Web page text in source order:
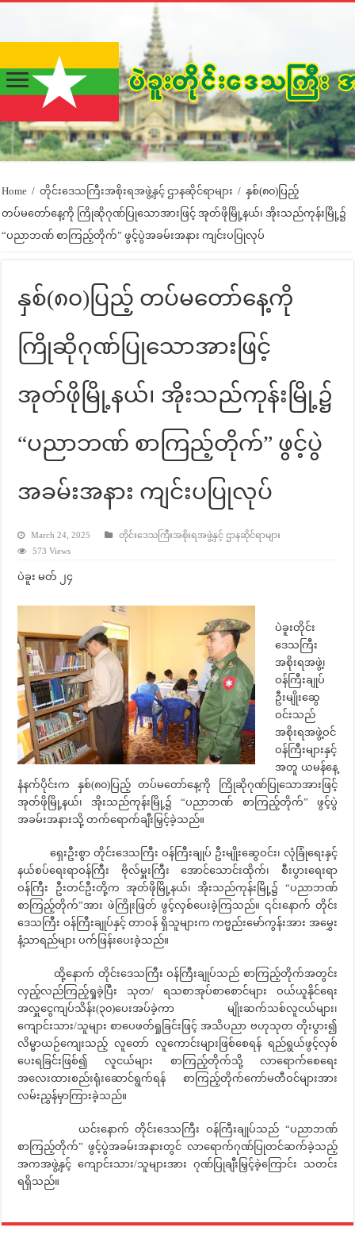
Home / တိုင်းဒေသကြီးအစိုးရအဖွဲ့နှင့် ဌာနဆိုင်ရာများ / နှစ်(၈၀)ပြည့်
တပ်မတော်နေ့ကို ကြိုဆိုဂုဏ်ပြုသောအားဖြင့် အုတ်ဖိုမြို့နယ်၊ အိုးသည်ကုန်းမြို့၌
“ပညာဘဏ် စာကြည့်တိုက်” ဖွင့်ပွဲအခမ်းအနား ကျင်းပပြုလုပ်
နှစ်(၈၀)ပြည့် တပ်မတော်နေ့ကို
ကြိုဆိုဂုဏ်ပြုသောအားဖြင့်
အုတ်ဖိုမြို့နယ်၊ အိုးသည်ကုန်းမြို့၌
“ပညာဘဏ် စာကြည့်တိုက်” ဖွင့်ပွဲ
အခမ်းအနား ကျင်းပပြုလုပ်
March 24, 2025
တိုင်းဒေသကြီးအစိုးရအဖွဲ့နှင့် ဌာနဆိုင်ရာများ
573 Views
ပဲခူး မတ် ၂၄
ပဲခူးတိုင်း
ဒေသကြီး
အစိုးရအဖွဲ့၊
ဝန်ကြီးချုပ်
ဦးမျိုးဆွေ
ဝင်းသည်
အစိုးရအဖွဲ့ဝင်
ဝန်ကြီးများနှင့်
အတူ ယမန်နေ့
နံနက်ပိုင်းက နှစ်(၈၀)ပြည့် တပ်မတော်နေ့ကို ကြိုဆိုဂုဏ်ပြုသောအားဖြင့်
အုတ်ဖိုမြို့နယ်၊ အိုးသည်ကုန်းမြို့၌ “ပညာဘဏ် စာကြည့်တိုက်” ဖွင့်ပွဲ
အခမ်းအနားသို့ တက်ရောက်ချီးမြှင့်ခဲ့သည်။
ရှေးဦးစွာ တိုင်းဒေသကြီး ဝန်ကြီးချုပ် ဦးမျိုးဆွေဝင်း၊ လုံခြုံရေးနှင့်
နယ်စပ်ရေးရာဝန်ကြီး ဗိုလ်မှူးကြီး အောင်သောင်းထိုက်၊ စီးပွားရေးရာ
ဝန်ကြီး ဦးတင်ဦးတို့က အုတ်ဖိုမြို့နယ်၊ အိုးသည်ကုန်းမြို့၌ “ပညာဘဏ်
စာကြည့်တိုက်”အား ဖဲကြိုးဖြတ် ဖွင့်လှစ်ပေးခဲ့ကြသည်။ ၎င်းနောက် တိုင်း
ဒေသကြီး ဝန်ကြီးချုပ်နှင့် တာဝန် ရှိသူများက ကဗ္မည်းမော်ကွန်းအား အမွှေး
နံ့သာရည်များ ပက်ဖြန်းပေးခဲ့သည်။
ထို့နောက် တိုင်းဒေသကြီး ဝန်ကြီးချုပ်သည် စာကြည့်တိုက်အတွင်း
လှည့်လည်ကြည့်ရှုခဲ့ပြီး သုတ/ ရသစာအုပ်စာစောင်များ ဝယ်ယူနိုင်ရေး
အလှူငွေကျပ်သိန်း(၃၀)ပေးအပ်ခဲ့ကာ မျိုးဆက်သစ်လူငယ်များ၊
ကျောင်းသား/သူများ စာပေဖတ်ရှုခြင်းဖြင့် အသိပညာ ဗဟုသုတ တိုးပွား၍
လိမ္မာယဉ်ကျေးသည့် လူတော် လူကောင်းများဖြစ်စေရန် ရည်ရွယ်ဖွင့်လှစ်
ပေးရခြင်းဖြစ်၍ လူငယ်များ စာကြည့်တိုက်သို့ လာရောက်စေရေး
အလေးထားစည်းရုံးဆောင်ရွက်ရန် စာကြည့်တိုက်ကော်မတီဝင်များအား
လမ်းညွှန်မှာကြားခဲ့သည်။
ယင်းနောက် တိုင်းဒေသကြီး ဝန်ကြီးချုပ်သည် “ပညာဘဏ်
စာကြည့်တိုက်” ဖွင့်ပွဲအခမ်းအနားတွင် လာရောက်ဂုဏ်ပြုတင်ဆက်ခဲ့သည့်
အကအဖွဲ့နှင့် ကျောင်းသား/သူများအား ဂုဏ်ပြုချီးမြှင့်ခဲ့ကြောင်း သတင်း
ရရှိသည်။